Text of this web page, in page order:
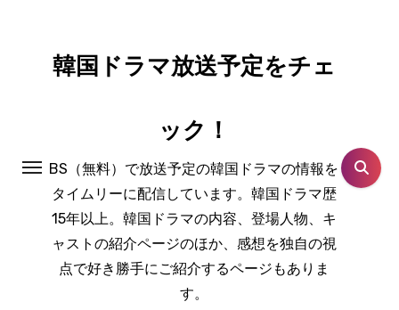
韓国ドラマ放送予定をチェ
ック！
BS（無料）で放送予定の韓国ドラマの情報を
タイムリーに配信しています。韓国ドラマ歴
15年以上。韓国ドラマの内容、登場人物、キ
ャストの紹介ページのほか、感想を独自の視
点で好き勝手にご紹介するページもありま
す。